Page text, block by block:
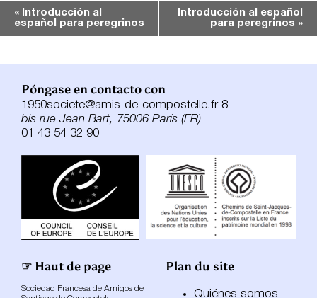
Navegación
del
« Introducción al
español para peregrinos
Introducción al español
para peregrinos »
☞ Haut de page
Sociedad Francesa de Amigos de
Póngase en contacto con
1950societe@amis-de-compostelle.fr 8
bis rue Jean Bart, 75006 París (FR)
01 43 54 32 90
Plan du site
Quiénes somos